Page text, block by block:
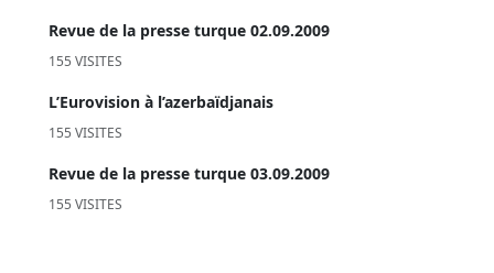
Revue de la presse turque 02.09.2009
155 VISITES
L’Eurovision à l’azerbaïdjanais
155 VISITES
Revue de la presse turque 03.09.2009
155 VISITES